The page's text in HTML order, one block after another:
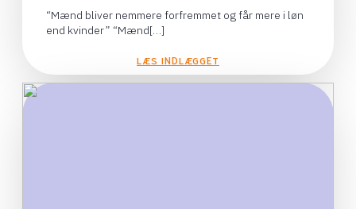
“Mænd bliver nemmere forfremmet og får mere i løn
end kvinder” “Mænd[…]
LÆS INDLÆGGET